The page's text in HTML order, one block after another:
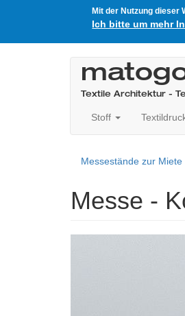
Mit der Nutzung dieser
Ich bitte um mehr
Textile Architektur -
Stoff
Messestände zur Miete
Messe -